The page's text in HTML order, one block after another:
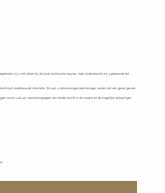
wij u niet alleen bij de juiste technische keuzes, maar ondersteunen wij u gedurende het
onderbouwde informatie. Zo kunt u weloverwogen beslissingen nemen met een gerust gevoel.
zowel u als uw verzekeringsagent een helder inzicht in de situatie en de mogelijke oplossingen.